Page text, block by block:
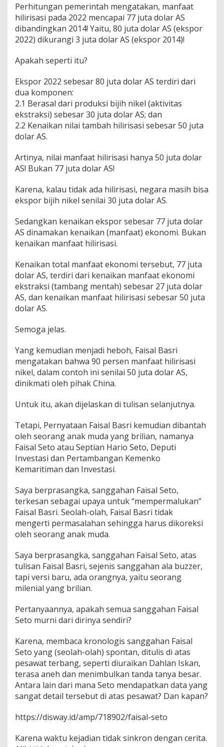
Perhitungan pemerintah mengatakan, manfaat
hilirisasi pada 2022 mencapai 77 juta dolar AS
dibandingkan 2014! Yaitu, 80 juta dolar AS (ekspor
2022) dikurangi 3 juta dolar AS (ekspor 2014)!
Apakah seperti itu?
Ekspor 2022 sebesar 80 juta dolar AS terdiri dari
dua komponen:
2.1 Berasal dari produksi bijih nikel (aktivitas
ekstraksi) sebesar 30 juta dolar AS; dan
2.2 Kenaikan nilai tambah hilirisasi sebesar 50 juta
dolar AS.
Artinya, nilai manfaat hilirisasi hanya 50 juta dolar
AS! Bukan 77 juta dolar AS!
Karena, kalau tidak ada hilirisasi, negara masih bisa
ekspor bijih nikel senilai 30 juta dolar AS.
Sedangkan kenaikan ekspor sebesar 77 juta dolar
AS dinamakan kenaikan (manfaat) ekonomi. Bukan
kenaikan manfaat hilirisasi.
Kenaikan total manfaat ekonomi tersebut, 77 juta
dolar AS, terdiri dari kenaikan manfaat ekonomi
ekstraksi (tambang mentah) sebesar 27 juta dolar
AS, dan kenaikan manfaat hilirisasi sebesar 50 juta
dolar AS.
Semoga jelas.
Yang kemudian menjadi heboh, Faisal Basri
mengatakan bahwa 90 persen manfaat hilirisasi
nikel, dalam contoh ini senilai 50 juta dolar AS,
dinikmati oleh pihak China.
Untuk itu, akan dijelaskan di tulisan selanjutnya.
Tetapi, Pernyataan Faisal Basri kemudian dibantah
oleh seorang anak muda yang brilian, namanya
Faisal Seto atau Septian Hario Seto, Deputi
Investasi dan Pertambangan Kemenko
Kemaritiman dan Investasi.
Saya berprasangka, sanggahan Faisal Seto,
terkesan sebagai upaya untuk “mempermalukan”
Faisal Basri. Seolah-olah, Faisal Basri tidak
mengerti permasalahan sehingga harus dikoreksi
oleh seorang anak muda.
Saya berprasangka, sanggahan Faisal Seto, atas
tulisan Faisal Basri, sejenis sanggahan ala buzzer,
tapi versi baru, ada orangnya, yaitu seorang
milenial yang brilian.
Pertanyaannya, apakah semua sanggahan Faisal
Seto murni dari dirinya sendiri?
Karena, membaca kronologis sanggahan Faisal
Seto yang (seolah-olah) spontan, ditulis di atas
pesawat terbang, seperti diuraikan Dahlan Iskan,
terasa aneh dan menimbulkan tanda tanya besar.
Antara lain dari mana Seto mendapatkan data yang
sangat detail tersebut di atas pesawat? Dan kapan?
https://disway.id/amp/718902/faisal-seto
Karena waktu kejadian tidak sinkron dengan cerita.